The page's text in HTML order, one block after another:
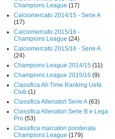
Champions League (17)
Calciomercato 2014/15 - Serie A
(17)
Calciomercato 2015/16 -
Champions League (24)
Calciomercato 2015/16 - Serie A
(24)
Champions League 2014/15 (11)
Champions League 2015/16 (9)
Classifica All-Time Ranking Uefa
Club (1)
Classifica Allenatori Serie A (63)
Classifica Allenatori Serie B e Lega
Pro (53)
Classifica marcatori ponderata
Champions League (179)